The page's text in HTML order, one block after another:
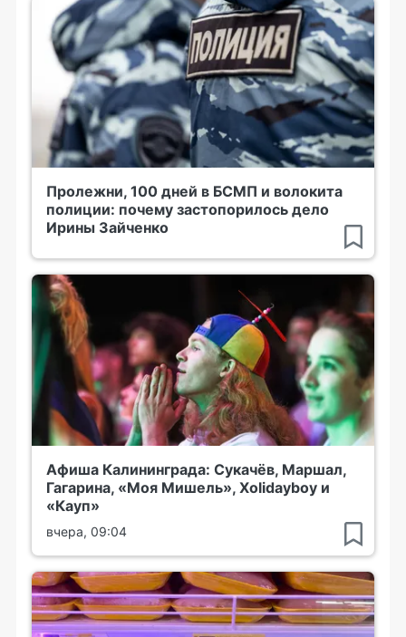
Пролежни, 100 дней в БСМП и волокита
полиции: почему застопорилось дело
Ирины Зайченко
Афиша Калининграда: Сукачёв, Маршал,
Гагарина, «Моя Мишель», Xolidayboy и
«Кауп»
вчера, 09:04